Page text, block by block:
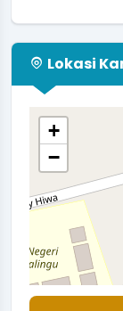
bersama...
Lokasi
+
−